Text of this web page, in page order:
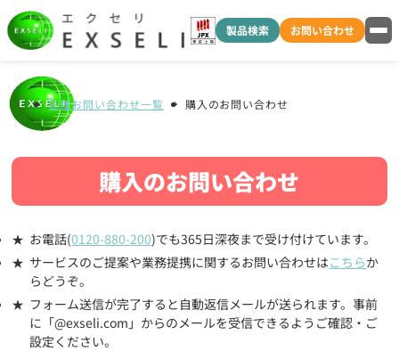
製品検索 お問い合わせ
各種お問い合わせ一覧 購入のお問い合わせ
購入のお問い合わせ
お電話(0120-880-200)でも365日深夜まで受け付けています。
サービスのご提案や業務提携に関するお問い合わせはこちらか
らどうぞ。
フォーム送信が完了すると自動返信メールが送られます。事前
に「@exseli.com」からのメールを受信できるようご確認・ご
設定ください。